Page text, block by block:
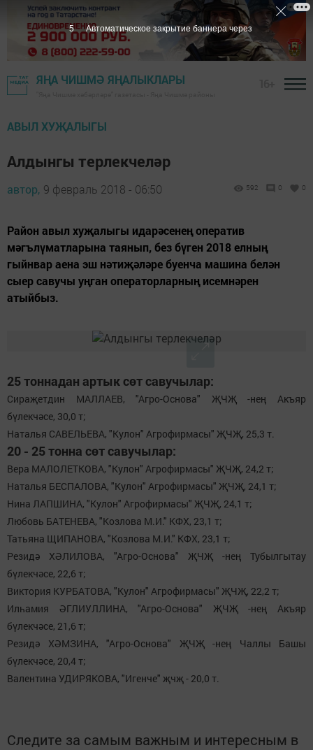
ЯҢА ЧИШМӘ ЯҢАЛЫКЛАРЫ
АВЫЛ ХУҖАЛЫГЫ
Алдынгы терлекчеләр
автор, 9 февраль 2018 - 06:50 592 0 0
Район авыл хуҗалыгы идарәсенең оператив
мәгълүматларына таянып, без бүген 2018 елның
гыйнвар аена эш нәтиҗәләре буенча машина белән
сыер савучы уңган операторларның исемнәрен
атыйбыз.
25 тоннадан артык сөт савучылар:
Сираҗетдин МАЛЛАЕВ, "Агро-Основа" ҖЧҖ -нең Акъяр
бүлекчәсе, 30,0 т;
Наталья САВЕЛЬЕВА, "Кулон" Агрофирмасы" ҖЧҖ, 25,3 т.
20 - 25 тонна сөт савучылар:
Вера МАЛОЛЕТКОВА, "Кулон" Агрофирмасы" ҖЧҖ, 24,2 т;
Наталья БЕСПАЛОВА, "Кулон" Агрофирмасы" ҖЧҖ, 24,1 т;
Нина ЛАПШИНА, "Кулон" Агрофирмасы" ҖЧҖ, 24,1 т;
Любовь БАТЕНЕВА, "Козлова М.И." КФХ, 23,1 т;
Татьяна ЩИПАНОВА, "Козлова М.И." КФХ, 23,1 т;
Резидә ХӘЛИЛОВА, "Агро-Основа" ҖЧҖ -нең Тубылгытау
бүлекчәсе, 22,6 т;
Виктория КУРБАТОВА, "Кулон" Агрофирмасы" ҖЧҖ, 22,2 т;
Илһамия ӘГЛИУЛЛИНА, "Агро-Основа" ҖЧҖ -нең Акъяр
бүлекчәсе, 21,6 т;
Резидә ХӘМЗИНА, "Агро-Основа" ҖЧҖ -нең Чаллы Башы
бүлекчәсе, 20,4 т;
Валентина УДИРЯКОВА, "Игенче" җчҗ - 20,0 т.
Следите за самым важным и интересным в
4 Автоматическое закрытие баннера через